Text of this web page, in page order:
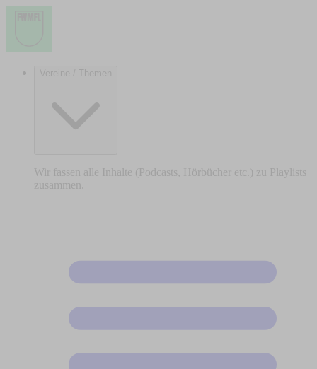
Vereine / Themen
Wir fassen alle Inhalte (Podcasts, Hörbücher etc.) zu Playlists
zusammen.